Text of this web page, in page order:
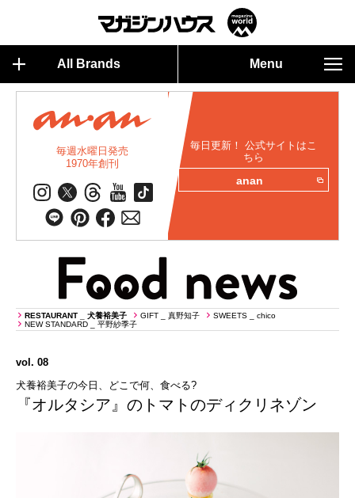
All Brands Menu
毎週水曜日発売
1970年創刊
毎日更新！ 公式サイトはこ
ちら
anan
RESTAURANT _ 犬養裕美子 GIFT _ 真野知子
SWEETS _ chico
NEW STANDARD _ 平野紗季子
vol. 08
犬養裕美子の今日、どこで何、食べる?
『オルタシア』のトマトのディクリネゾン